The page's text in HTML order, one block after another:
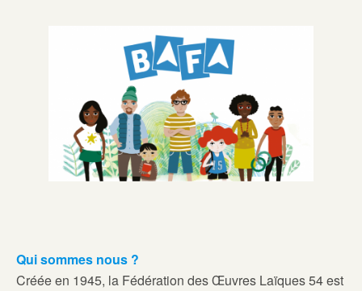
Qui sommes nous ?
Créée en 1945, la Fédération des Œuvres Laïques 54 est